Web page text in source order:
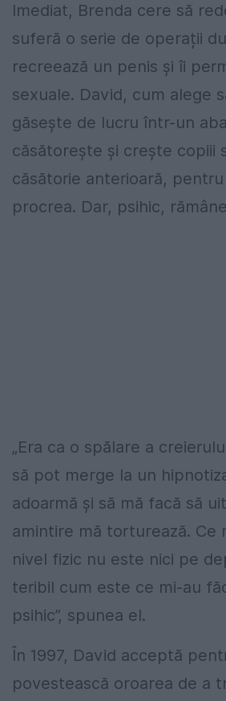
Imediat, Brenda cere să
suferă o serie de operații
recreează un penis și îi
sexuale. David, cum alege
găsește de lucru într-un
căsătorește și crește copiii
căsătorie anterioară,
procrea. Dar, psihic,
„Era ca o spălare a
să pot merge la un
adoarmă și să mă facă să
amintire mă torturează. Ce
nivel fizic nu este nici pe
teribil cum este ce mi-au
psihic”, spunea el.
În 1997, David acceptă
povestească oroarea de a